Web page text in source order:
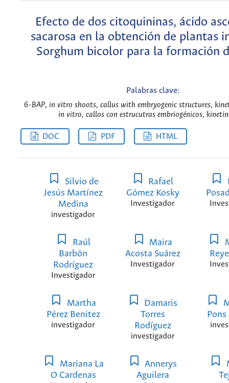
Efecto de dos citoquininas, ácido
sacarosa en la obtención de plantas
Sorghum bicolor para la formación
Palabras clave:
6-BAP, in vitro shoots, callus with embryogenic structures,
in vitro, callos con estrucutras embriogénicos,
DOC PDF HTML
Silvio de
Jesús Martínez
Medina
investigador
Rafael
Gómez Kosky
Investigador
Raúl
Barbón
Rodríguez
Investigador
Maira
Acosta Suárez
Investigador
Martha
Pérez Benitez
investigador
Damaris
Torres
Rodíguez
investigador
Pons
Mariana La
O Cardenas
Annerys
Aguilera